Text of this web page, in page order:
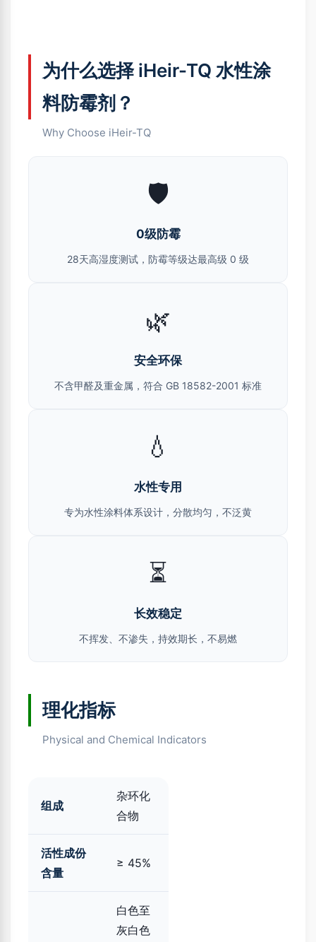
为什么选择 iHeir-TQ 水性涂
料防霉剂？
Why Choose iHeir-TQ
🛡️
0级防霉
28天高湿度测试，防霉等级达最高级 0 级
🌿
安全环保
不含甲醛及重金属，符合 GB 18582-2001 标准
💧
水性专用
专为水性涂料体系设计，分散均匀，不泛黄
⏳
长效稳定
不挥发、不渗失，持效期长，不易燃
理化指标
Physical and Chemical Indicators
组成
杂环化
合物
活性成份
含量
≥ 45%
白色至
灰白色